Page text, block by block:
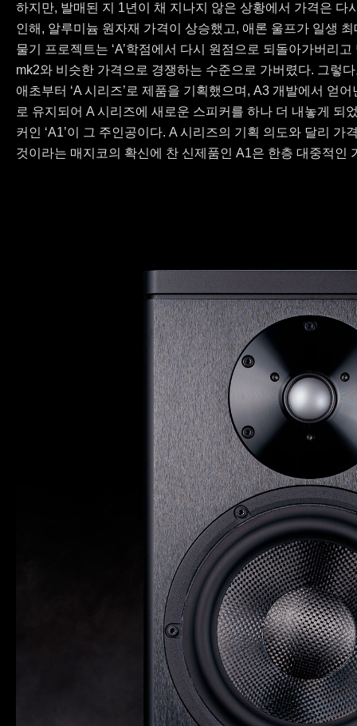
하지만, 발매된 지 1년이 채 지나지 않은 상황에서 가격은 다
인해, 알루미늄 원자재 가격이 상승했고, 애론 울프가 일생
물기 프로젝트는 ‘A’학점에서 다시 원점으로 되돌아가버리
mk2와 비슷한 가격으로 경쟁하는 수준으로 가버렸다. 그렇
애초부터 ‘A 시리즈’로 제품을 기획했으며, A3 개발에서 얻
로 유지되어 A 시리즈에 새로운 스피커를 하나 더 내놓게 되
커인 ‘A1’이 그 주인공이다. A 시리즈의 기획 의도와 달리
것이라는 매지코의 확신에 찬 신제품인 A1은 한층 대중적인